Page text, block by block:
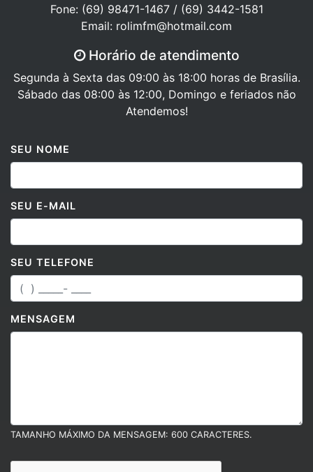
Fone: (69) 98471-1467 / (69) 3442-1581
Email: rolimfm@hotmail.com
Horário de atendimento
Segunda à Sexta das 09:00 às 18:00 horas de Brasília.
Sábado das 08:00 às 12:00, Domingo e feriados não
Atendemos!
SEU NOME
SEU E-MAIL
SEU TELEFONE
MENSAGEM
TAMANHO MÁXIMO DA MENSAGEM: 600 CARACTERES.